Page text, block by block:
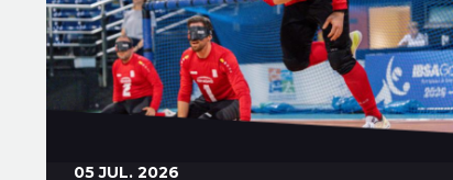
05 JUL. 2026